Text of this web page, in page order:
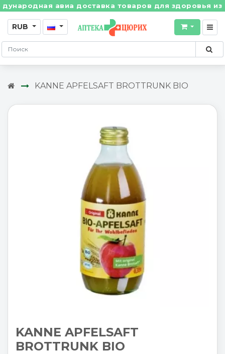
авиа доставка товаров для здоровья из
RUB
KANNE APFELSAFT BROTTRUNK BIO
KANNE APFELSAFT
BROTTRUNK BIO